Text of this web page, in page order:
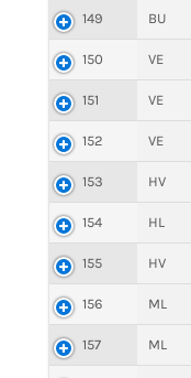
149 BU
150 VE
151 VE
152 VE
153 HV
154 HL
155 HV
156 ML
157 ML